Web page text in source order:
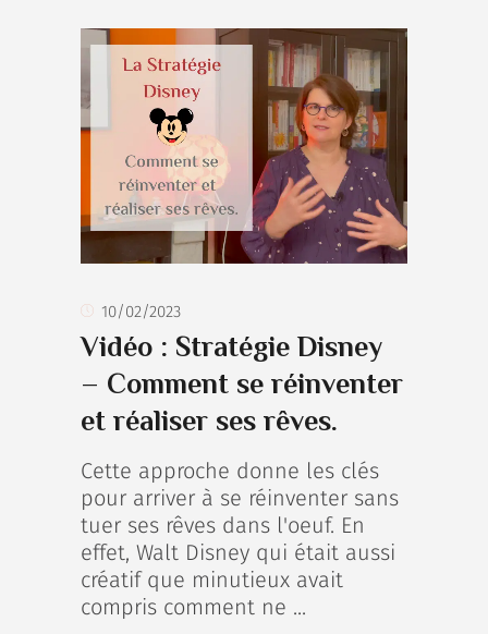
10/02/2023
Vidéo : Stratégie Disney
– Comment se réinventer
et réaliser ses rêves.
Cette approche donne les clés
pour arriver à se réinventer sans
tuer ses rêves dans l'oeuf. En
effet, Walt Disney qui était aussi
créatif que minutieux avait
compris comment ne